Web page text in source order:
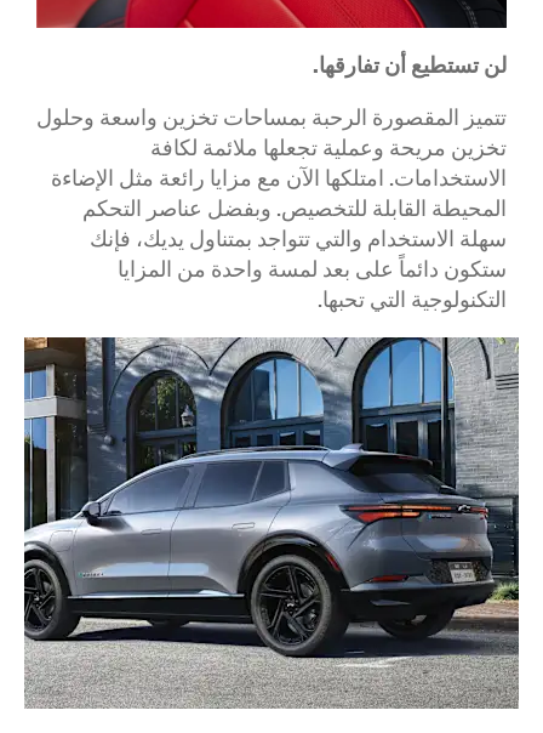
لن تستطيع أن تفارقها.
تتميز المقصورة الرحبة بمساحات تخزين واسعة وحلول
تخزين مريحة وعملية تجعلها ملائمة لكافة
الاستخدامات. امتلكها الآن مع مزايا رائعة مثل الإضاءة
المحيطة القابلة للتخصيص. وبفضل عناصر التحكم
سهلة الاستخدام والتي تتواجد بمتناول يديك، فإنك
ستكون دائماً على بعد لمسة واحدة من المزايا
التكنولوجية التي تحبها.